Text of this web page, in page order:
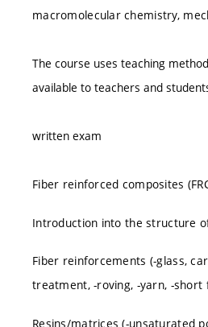
macromolecular chemistry,
The course uses teaching
available to teachers and
written exam
Fiber reinforced composites
Introduction into the structure
Fiber reinforcements (-glass,
treatment, -roving, -yarn, -short
Resins/matrices (-unsaturated